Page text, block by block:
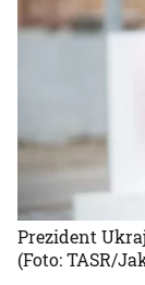
Prezident
(Foto: TASR/